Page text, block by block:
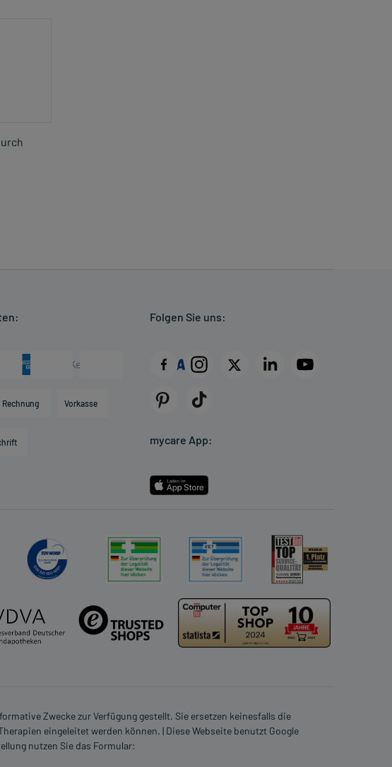
Rechnung Vorkasse
Folgen Sie uns:
mycare App:
Zwecke zur Verfügung gestellt. Sie ersetzen keinesfalls die
eingeleitet werden können. | Diese Webseite benutzt Google
nutzen Sie das Formular: